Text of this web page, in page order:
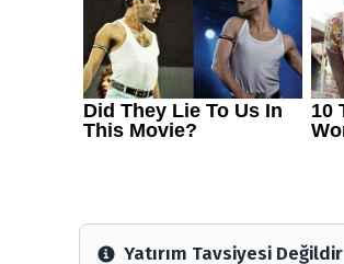
Yatırım Tavsiyesi Değildir